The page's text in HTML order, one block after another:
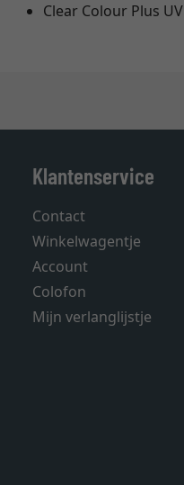
Clear Colour Plus UV
Klantenservice
Contact
Winkelwagentje
Account
Colofon
Mijn verlanglijstje